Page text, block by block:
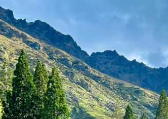
澳洲
加拿大